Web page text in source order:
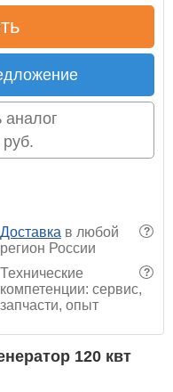
аналог
?
Доставка в любой
регион России
?
Технические
компетенции: сервис,
запчасти, опыт
120 квт